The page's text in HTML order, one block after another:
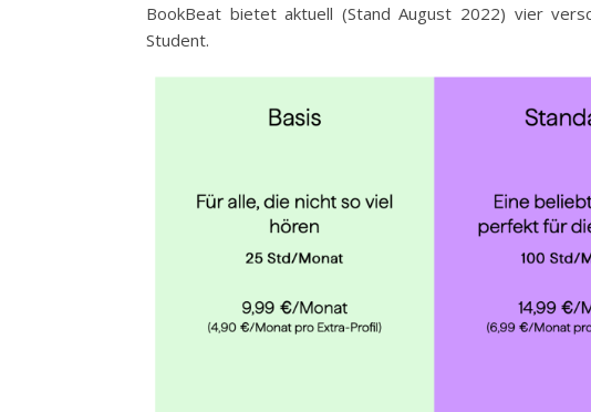
BookBeat bietet aktuell (Stand August 2022) vier
Student.